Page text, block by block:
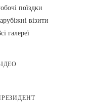
поїздки
візити
галереї